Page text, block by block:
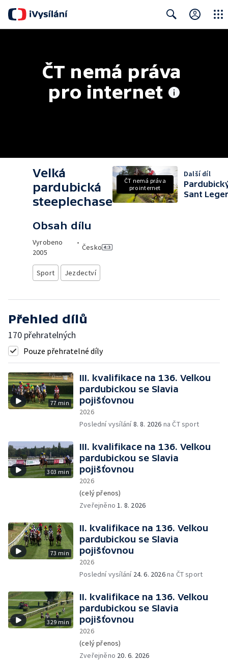
ČT nemá práva
pro internet
Velká
pardubická
steeplechase
Obsah dílu
Vyrobeno
2005
•
Česko
Sport Jezdectví
ČT nemá práva
pro internet
Další díl
Sant Leger
Přehled dílů
170 přehratelných
Pouze přehratelné díly
77 min
III. kvalifikace na 136. Velkou
pardubickou se Slavia
pojišťovnou
2026
Poslední vysílání8. 8. 2026 na ČT sport
303 min
III. kvalifikace na 136. Velkou
pardubickou se Slavia
pojišťovnou
2026
(celý přenos)
Zveřejněno1. 8. 2026
73 min
II. kvalifikace na 136. Velkou
pardubickou se Slavia
pojišťovnou
2026
Poslední vysílání 24. 6. 2026na ČT sport
329 min
II. kvalifikace na 136. Velkou
pardubickou se Slavia
pojišťovnou
2026
(celý přenos)
Zveřejněno 20. 6. 2026